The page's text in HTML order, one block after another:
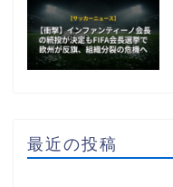
最近の投稿